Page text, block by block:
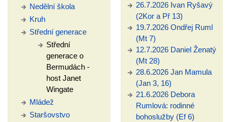
Nedělní škola
Kruh
Střední generace
Střední
generace o
Bermudách -
host Janet
Wingate
Mládež
Staršovstvo
26.7.2026 Ivan Ryšavý
(2Kor a Př 13)
19.7.2026 Ondřej Ruml
(Mt 7)
12.7.2026 Daniel Ženatý
(Mt 28)
28.6.2026 Jan Mamula
(Jan 3, 16)
21.6.2026 Debora
Rumlová: rodinné
bohoslužby (Ef 6)